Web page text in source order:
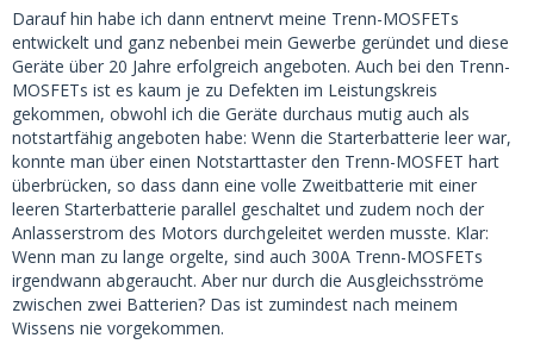
Darauf hin habe ich dann entnervt meine Trenn-MOSFETs
entwickelt und ganz nebenbei mein Gewerbe geründet und diese
Geräte über 20 Jahre erfolgreich angeboten. Auch bei den Trenn-
MOSFETs ist es kaum je zu Defekten im Leistungskreis
gekommen, obwohl ich die Geräte durchaus mutig auch als
notstartfähig angeboten habe: Wenn die Starterbatterie leer war,
konnte man über einen Notstarttaster den Trenn-MOSFET hart
überbrücken, so dass dann eine volle Zweitbatterie mit einer
leeren Starterbatterie parallel geschaltet und zudem noch der
Anlasserstrom des Motors durchgeleitet werden musste. Klar:
Wenn man zu lange orgelte, sind auch 300A Trenn-MOSFETs
irgendwann abgeraucht. Aber nur durch die Ausgleichsströme
zwischen zwei Batterien? Das ist zumindest nach meinem
Wissens nie vorgekommen.